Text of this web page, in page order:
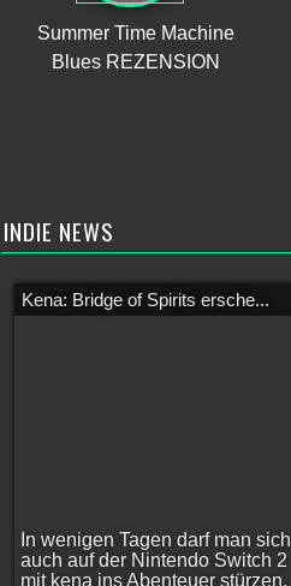
Summer Time Machine
Blues REZENSION
INDIE NEWS
Kena: Bridge of Spirits ersche...
In wenigen Tagen darf man sich
auch auf der Nintendo Switch 2
mit kena ins Abenteuer stürzen.